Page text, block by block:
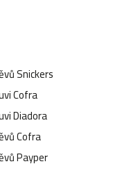
Snickers
Cofra
Diadora
Cofra
Payper